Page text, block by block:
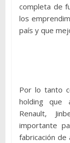
completa de
los
país y que
Por lo tanto
holding que
Renault,
importante
fabricación de